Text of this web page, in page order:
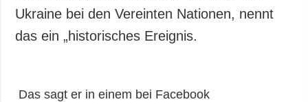
Ukraine bei den Vereinten Nationen, nennt
das ein „historisches Ereignis.
Das sagt er in einem bei Facebook